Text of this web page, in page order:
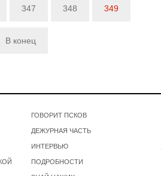
347 348 349
В конец
ГОВОРИТ ПСКОВ
ДЕЖУРНАЯ ЧАСТЬ
ИНТЕРВЬЮ
ПОДРОБНОСТИ